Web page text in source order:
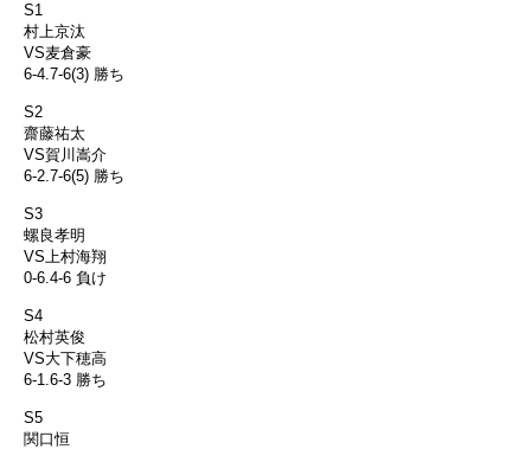
S1
村上京汰
VS麦倉豪
6-4.7-6(3) 勝ち
S2
齋藤祐太
VS賀川嵩介
6-2.7-6(5) 勝ち
S3
螺良孝明
VS上村海翔
0-6.4-6 負け
S4
松村英俊
VS大下穂高
6-1.6-3 勝ち
S5
関口恒